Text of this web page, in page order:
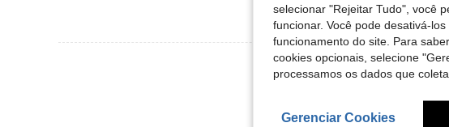
Ver Mais Avaliações
selecionar "Rejeitar Tudo", você
funcionar. Você pode desativá-
funcionamento do site. Para
cookies opcionais, selecione
processamos os dados que
Gerenciar Cookies